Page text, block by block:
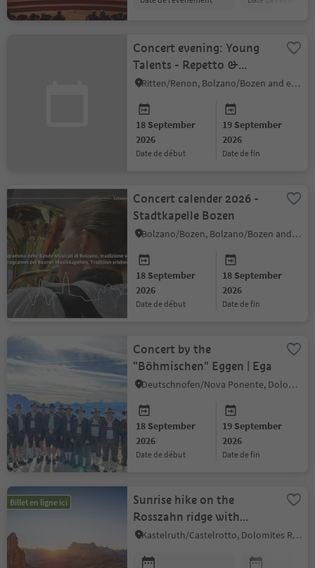
Concert evening: Young
Talents - Repetto &
Pernthaler
Ritten/Renon, Bolzano/Bozen and environs
18 September
2026
date de début
19 September
2026
date de fin
Concert calender 2026 -
Stadtkapelle Bozen
Bolzano/Bozen, Bolzano/Bozen and environs
18 September
2026
date de début
18 September
2026
date de fin
Concert by the
"Böhmischen" Eggen | Ega
Deutschnofen/Nova Ponente, Dolomites Region Eggental
18 September
2026
date de début
19 September
2026
date de fin
Billet en ligne ici
Sunrise hike on the
Rosszahn ridge with
breakfast in the Tierser
Kastelruth/Castelrotto, Dolomites Region Seiser Alm